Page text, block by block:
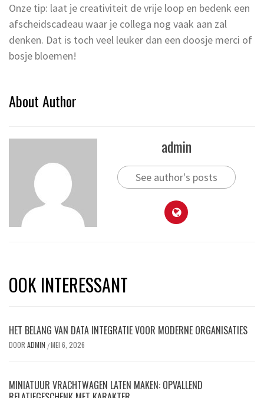
Onze tip: laat je creativiteit de vrije loop en bedenk een
afscheidscadeau waar je collega nog vaak aan zal
denken. Dat is toch veel leuker dan een doosje merci of
bosje bloemen!
About Author
admin
See author's posts
OOK INTERESSANT
HET BELANG VAN DATA INTEGRATIE VOOR MODERNE ORGANISATIES
DOOR ADMIN /MEI 6, 2026
MINIATUUR VRACHTWAGEN LATEN MAKEN: OPVALLEND